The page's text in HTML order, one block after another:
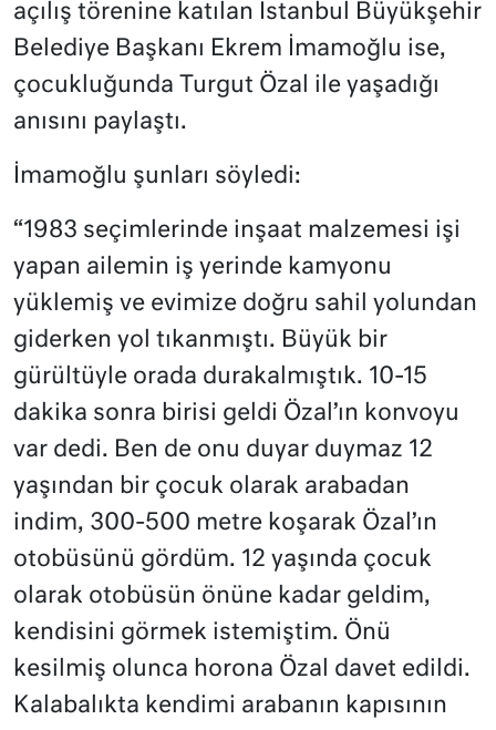
açılış törenine katılan İstanbul Büyükşehir
Belediye Başkanı Ekrem İmamoğlu ise,
çocukluğunda Turgut Özal ile yaşadığı
anısını paylaştı.
İmamoğlu şunları söyledi:
“1983 seçimlerinde inşaat malzemesi işi
yapan ailemin iş yerinde kamyonu
yüklemiş ve evimize doğru sahil yolundan
giderken yol tıkanmıştı. Büyük bir
gürültüyle orada durakalmıştık. 10-15
dakika sonra birisi geldi Özal’ın konvoyu
var dedi. Ben de onu duyar duymaz 12
yaşından bir çocuk olarak arabadan
indim, 300-500 metre koşarak Özal’ın
otobüsünü gördüm. 12 yaşında çocuk
olarak otobüsün önüne kadar geldim,
kendisini görmek istemiştim. Önü
kesilmiş olunca horona Özal davet edildi.
Kalabalıkta kendimi arabanın kapısının